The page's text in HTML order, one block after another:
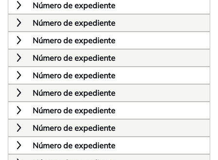
Número de expediente
Número de expediente
Número de expediente
Número de expediente
Número de expediente
Número de expediente
Número de expediente
Número de expediente
Número de expediente